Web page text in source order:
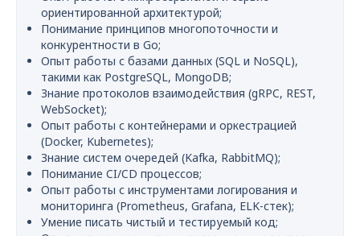
ориентированной архитектурой;
Понимание принципов многопоточности и
конкурентности в Go;
Опыт работы с базами данных (SQL и NoSQL),
такими как PostgreSQL, MongoDB;
Знание протоколов взаимодействия (gRPC, REST,
WebSocket);
Опыт работы с контейнерами и оркестрацией
(Docker, Kubernetes);
Знание систем очередей (Kafka, RabbitMQ);
Понимание CI/CD процессов;
Опыт работы с инструментами логирования и
мониторинга (Prometheus, Grafana, ELK-стек);
Умение писать чистый и тестируемый код;